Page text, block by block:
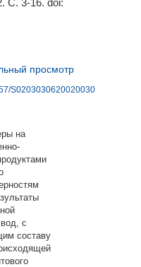
С. 3-16. doi:
просмотр
S0203030620020030
на
с
составу